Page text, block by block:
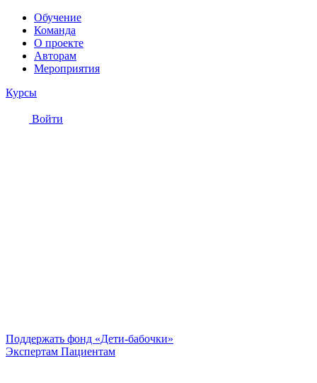
Обучение
Команда
О проекте
Авторам
Мероприятия
Курсы
Войти
Поддержать фонд «Дети-бабочки»
Экспертам Пациентам